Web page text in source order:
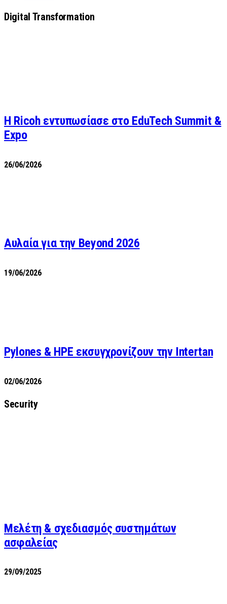
Digital Transformation
Η Ricoh εντυπωσίασε στο EduTech Summit &
Expo
26/06/2026
Αυλαία για την Beyond 2026
19/06/2026
Pylones & HPE εκσυγχρονίζουν την Intertan
02/06/2026
Security
Μελέτη & σχεδιασμός συστημάτων
ασφαλείας
29/09/2025